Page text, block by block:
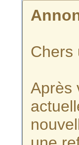
Chers
Après